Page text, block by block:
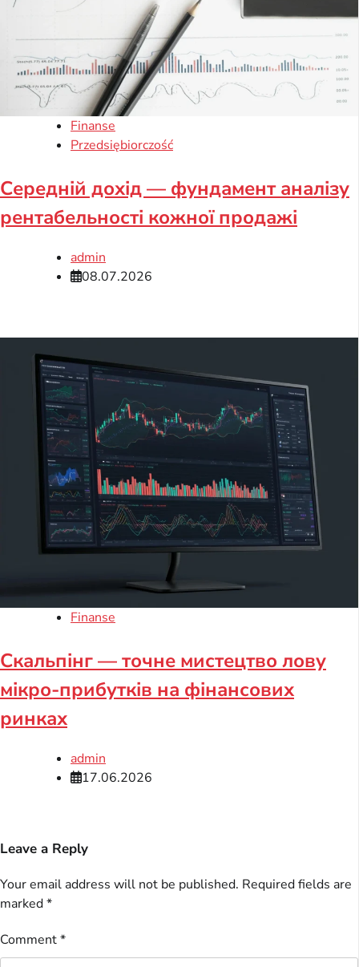
Finanse
Przedsiębiorczość
Середній дохід — фундамент аналізу
рентабельності кожної продажі
admin
08.07.2026
Finanse
Скальпінг — точне мистецтво лову
мікро-прибутків на фінансових
ринках
admin
17.06.2026
Leave a Reply
Your email address will not be published. Required fields are
marked*
Comment*